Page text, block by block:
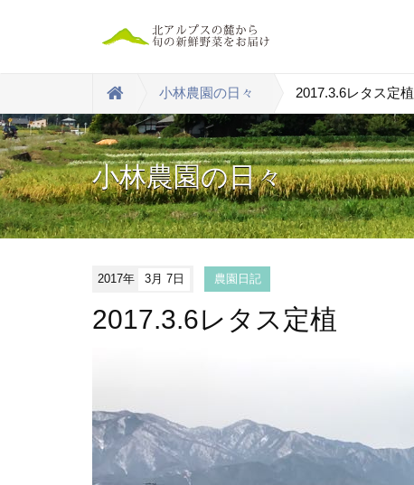
小林農園の日々 2017.3.6レタス定植
小林農園の日々
2017年 3月 7日 農園日記
2017.3.6レタス定植